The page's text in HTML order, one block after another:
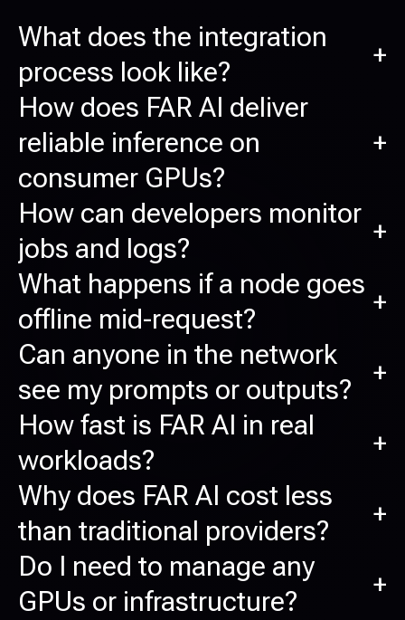
What does the integration
process look like?
+
How does FAR AI deliver
reliable inference on
consumer GPUs?
+
How can developers monitor
jobs and logs?
+
What happens if a node goes
offline mid-request?
+
Can anyone in the network
see my prompts or outputs?
+
How fast is FAR AI in real
workloads?
+
Why does FAR AI cost less
than traditional providers?
+
Do I need to manage any
GPUs or infrastructure?
+